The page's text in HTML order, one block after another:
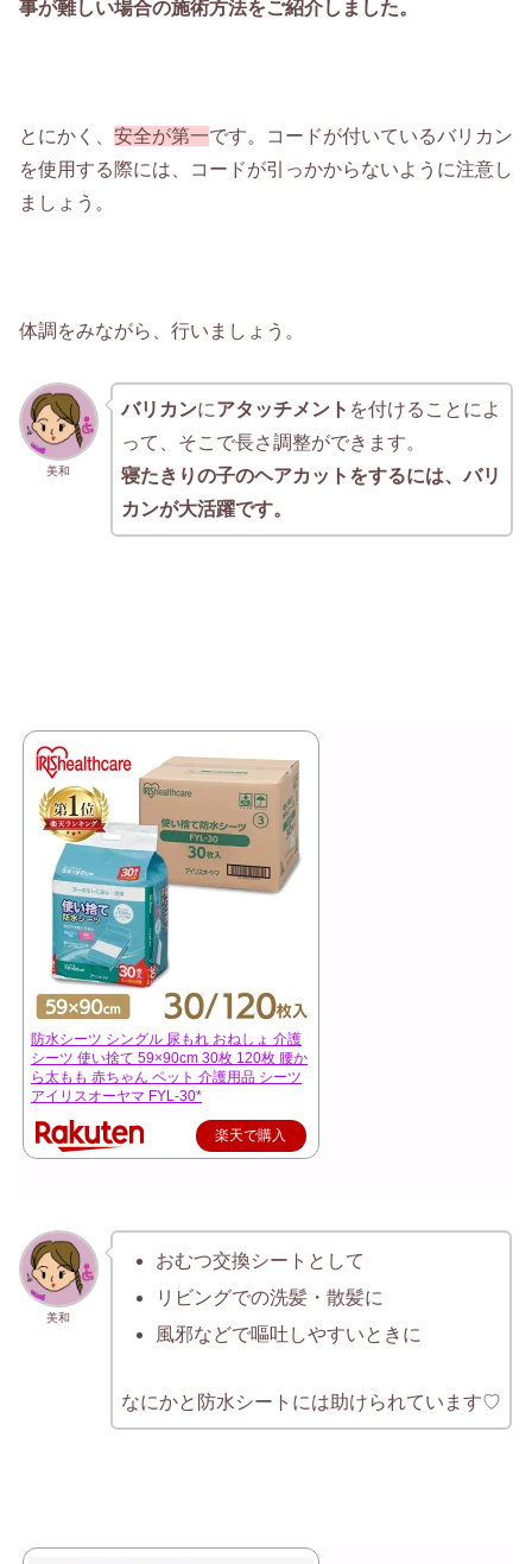
事が難しい場合の施術方法をご紹介しました。
とにかく、 安全が第一です。コードが付いているバリカン
を使用する際には、コードが引っかからないように注意し
ましょう。
体調をみながら、行いましょう。
美和
バリカンにアタッチメント を付けることによ
って、そこで長さ調整ができます。
寝たきりの子のヘアカットをするには、バリ
カンが大活躍です。
防水シーツ シングル 尿もれ おねしょ 介護
シーツ 使い捨て 59×90cm 30枚 120枚 腰か
ら太もも 赤ちゃん ペット 介護用品 シーツ
アイリスオーヤマ FYL-30*
楽天で購入
美和
おむつ交換シートとして
リビングでの洗髪・散髪に
風邪などで嘔吐しやすいときに
なにかと防水シートには助けられています♡